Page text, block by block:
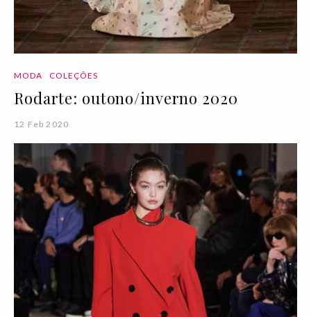
MODA COLEÇÕES
Rodarte: outono/inverno 2020
12 Feb 2020